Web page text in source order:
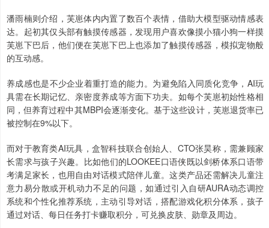
潘雨楠则介绍，芙崽体内内置了数百个表情，借助大模型驱动情感表
达。起初其仅头部有触摸传感器，发现用户喜欢像摸小猫小狗一样摸
芙崽下巴后，他们便在芙崽下巴上也添加了触摸传感器，模拟宠物般
的互动感。
养成感也是不少企业着重打造的能力。为避免陷入同质化竞争，AI玩
具需在长期记忆、亲密度养成等方面下功夫。如每个芙崽初始性格相
同，但养育过程中其MBPI会逐渐变化。基于这些设计，芙崽退货率已
被控制在9%以下。
而对于教育类AI玩具，盒智科技联合创始人、CTO张昊称，需兼顾家
长需求与孩子兴趣。比如他们的LOOKEE口语侠既以剑桥体系口语带
考满足家长，也用自由对话模式陪伴儿童。这类产品还需解决儿童注
意力易分散或开机动力不足的问题，如通过引入自研AURA动态调控
系统和个性化推荐系统，主动引导对话，搭配游戏化积分体系，孩子
通过对话、每日任务打卡赚取积分，可兑换皮肤、勋章及周边。